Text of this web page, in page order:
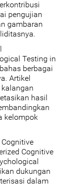
pengujian
gambaran
Testing in
berbagai
Artikel
hasil
kelompok
Cognitive
dukungan
dalam